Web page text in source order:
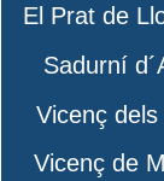
El Prat de
Sadurní
Vicenç
Vicenç de